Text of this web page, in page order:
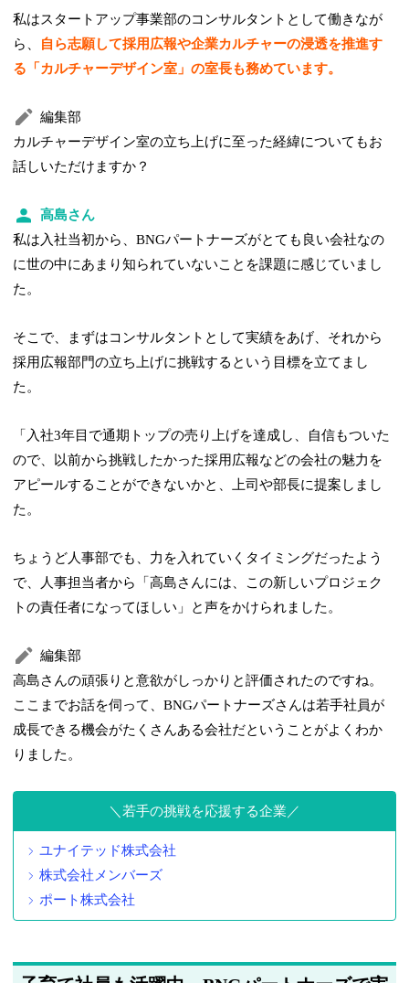
私はスタートアップ事業部のコンサルタントとして働きなが
ら、
自ら志願して採用広報や企業カルチャーの浸透を推進す
る「カルチャーデザイン室」の室長も務めています。
編集部
カルチャーデザイン室の立ち上げに至った経緯についてもお
話しいただけますか？
高島さん
私は入社当初から、BNGパートナーズがとても良い会社なの
に世の中にあまり知られていないことを課題に感じていまし
た。
そこで、まずはコンサルタントとして実績をあげ、それから
採用広報部門の立ち上げに挑戦するという目標を立てまし
た。
「入社3年目で通期トップの売り上げを達成し、自信もついた
ので、以前から挑戦したかった採用広報などの会社の魅力を
アピールすることができないかと、上司や部長に提案しまし
た。
ちょうど人事部でも、力を入れていくタイミングだったよう
で、人事担当者から「高島さんには、この新しいプロジェク
トの責任者になってほしい」と声をかけられました。
編集部
高島さんの頑張りと意欲がしっかりと評価されたのですね。
ここまでお話を伺って、BNGパートナーズさんは若手社員が
成長できる機会がたくさんある会社だということがよくわか
りました。
若手の挑戦を応援する企業
ユナイテッド株式会社
株式会社メンバーズ
ポート株式会社